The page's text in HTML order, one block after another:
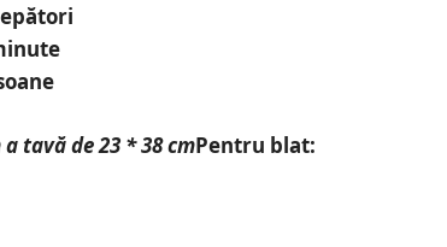
tavă de 23 * 38 cmPentru blat: